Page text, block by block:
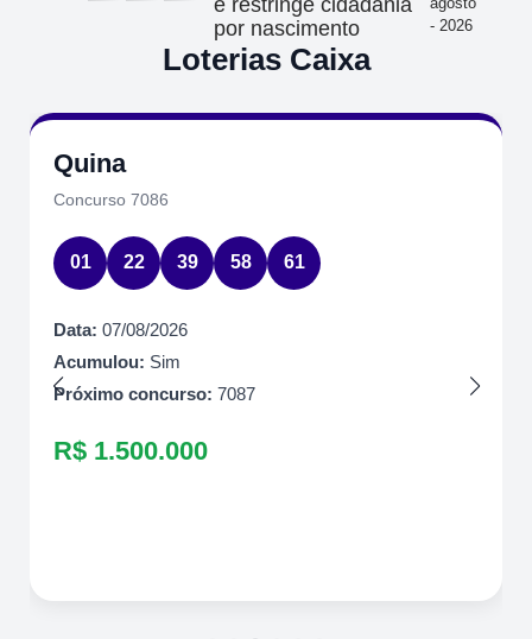
por nascimento
- 2026
Loterias Caixa
Quina
Concurso 7086
01 22 39 58 61
Data: 07/08/2026
Acumulou: Sim
Próximo concurso: 7087
R$ 1.500.000